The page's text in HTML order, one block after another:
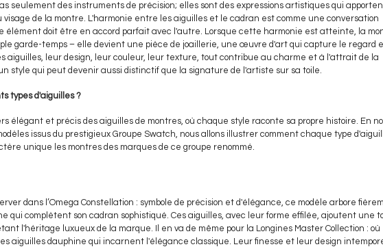
seulement des instruments de précision; elles sont des expressions artistiques qui
de la montre. L'harmonie entre les aiguilles et le cadran est comme une conversation
élément doit être en accord parfait avec l'autre. Lorsque cette harmonie est atteinte, la
garde-temps – elle devient une pièce de joaillerie, une œuvre d'art qui capture le regard
aiguilles, leur design, leur couleur, leur texture, tout contribue au charme et à l'attrait de la
style qui peut devenir aussi distinctif que la signature de l'artiste sur sa toile.
types d'aiguilles ?
élégant et précis des aiguilles de montres, où chaque style raconte sa propre histoire. En
issus du prestigieux Groupe Swatch, nous allons illustrer comment chaque type
unique les montres des marques de ce groupe renommé.
dans l’Omega Constellation : symbole de précision et d'élégance, ce modèle arbore
qui complètent son cadran sophistiqué. Ces aiguilles, avec leur forme effilée, ajoutent une
l'héritage luxueux de la marque. Il en va de même pour la Longines Master Collection : où
aiguilles dauphine qui incarnent l'élégance classique. Leur finesse et leur design